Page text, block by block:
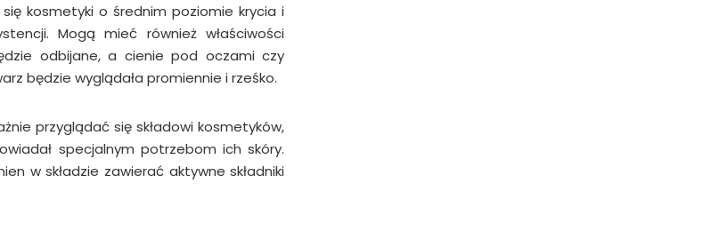
kosmetyki o średnim poziomie krycia i
Mogą mieć również właściwości
odbijane, a cienie pod oczami czy
będzie wyglądała promiennie i rześko.
przyglądać się składowi kosmetyków,
specjalnym potrzebom ich skóry.
w składzie zawierać aktywne składniki